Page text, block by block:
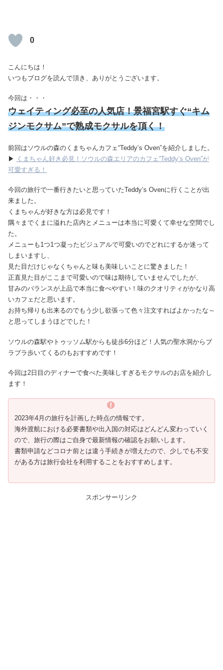
0
こんにちは！
いつもブログを読んで頂き、ありがとうございます。
今回は・・・
ウェイティング必至の人気店！景福宮駅すぐ“キム
ジンモクサム”で熟成モクサルを頂く！
前回はソウルの森のくまちゃんカフェ“Teddy’s Oven”を紹介しました。
▶ くまちゃん好き必見！ソウルの森エリアのカフェ“Teddy’s Oven”が
可愛すぎる！
今回の旅行で一番行きたいと思っていたTeddy’s Ovenに行くことが出
来ました。
くまちゃんが好きな方は必見です！
隅々までくまに溢れた店内とメニューは本当に可愛くて幸せな空間でし
た。
メニューも1つ1つ凝ったビジュアルで可愛いのでどれにするか迷って
しまいますし、
見た目だけじゃなくちゃんと味も美味しいことに驚きました！
正直見た目がここまで可愛いので味は期待していませんでしたが、
甘みのバランスが上品で本当に食べやすい！味のクオリティがかなり高
いカフェだと思います。
お持ち帰りも出来るのでもう少し欲張って色々注文すればよかったな～
と思ってしまうほどでした！
ソウルの森駅やトゥッソム駅からも徒歩6分ほど！人気の聖水洞からブ
ラブラ歩いてくるのもおすすめです！
今回は2日目のディナーで食べた美味しすぎるモクサルのお店を紹介し
ます！
2023年4月の旅行を計画した時点の情報です。
海外渡航における必要書類や出入国の対応はどんどん変わっていく
ので、旅行の際はご自身で最新情報の確認をお願いします。
書類申請などコロナ前とは違う手続きが増えたので、少しでも不安
がある方は旅行会社を利用することをおすすめします。
スポンサーリンク